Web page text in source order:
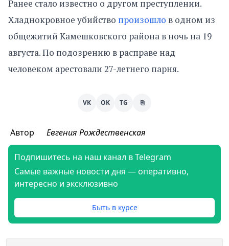
Ранее стало известно о другом преступлении.
Хладнокровное убийство произошло в одном из
общежитий Камешковского района в ночь на 19
августа. По подозрению в расправе над
человеком арестовали 27-летнего парня.
VK OK TG ⎘
Автор Евгения Рождественская
Подпишитесь на наш канал в Telegram
Самые важные новости дня — оперативно,
интересно и эксклюзивно
Быть в курсе